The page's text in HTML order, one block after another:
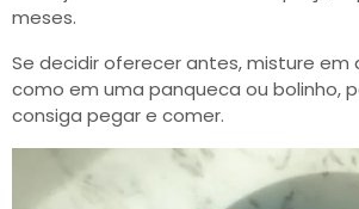
meses.
Se decidir oferecer antes, misture em
como em uma panqueca ou bolinho,
consiga pegar e comer.